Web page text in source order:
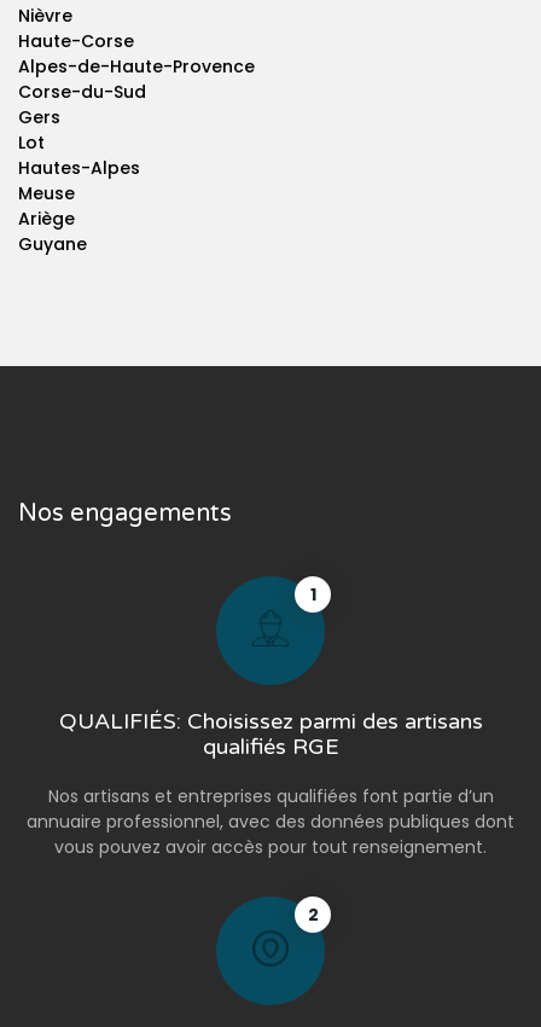
Nièvre
Haute-Corse
Alpes-de-Haute-Provence
Corse-du-Sud
Gers
Lot
Hautes-Alpes
Meuse
Ariège
Guyane
Nos engagements
1
QUALIFIÉS: Choisissez parmi des artisans
qualifiés RGE
Nos artisans et entreprises qualifiées font partie d’un
annuaire professionnel, avec des données publiques dont
vous pouvez avoir accès pour tout renseignement.
2